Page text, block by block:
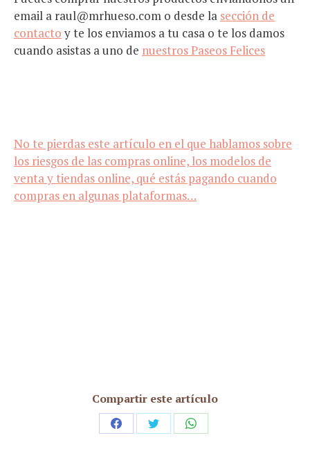
email a raul@mrhueso.com o desde la sección de
contacto y te los enviamos a tu casa o te los damos
cuando asistas a uno de nuestros Paseos Felices
No te pierdas este artículo en el que hablamos sobre
los riesgos de las compras online, los modelos de
venta y tiendas online, qué estás pagando cuando
compras en algunas plataformas…
Compartir este artículo
Share Share Share